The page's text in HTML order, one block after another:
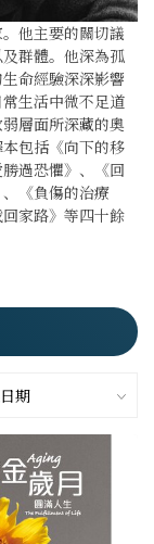
他主要的關切議
群體。他深為孤
命經驗深深影響
生活中微不足道
層面所深藏的奧
包括《向下的移
過恐懼》、《回
《負傷的治療
家路》等四十餘